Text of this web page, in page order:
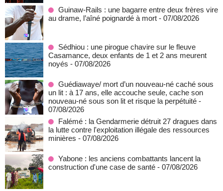
Guinaw-Rails : une bagarre entre deux frères vire
au drame, l’aîné poignardé à mort - 07/08/2026
Sédhiou : une pirogue chavire sur le fleuve
Casamance, deux enfants de 1 et 2 ans meurent
noyés - 07/08/2026
Guédiawaye/ mort d’un nouveau-né caché sous
un lit : à 17 ans, elle accouche seule, cache son
nouveau-né sous son lit et risque la perpétuité -
07/08/2026
Falémé : la Gendarmerie détruit 27 dragues dans
la lutte contre l'exploitation illégale des ressources
minières - 07/08/2026
Yabone : les anciens combattants lancent la
construction d'une case de santé - 07/08/2026